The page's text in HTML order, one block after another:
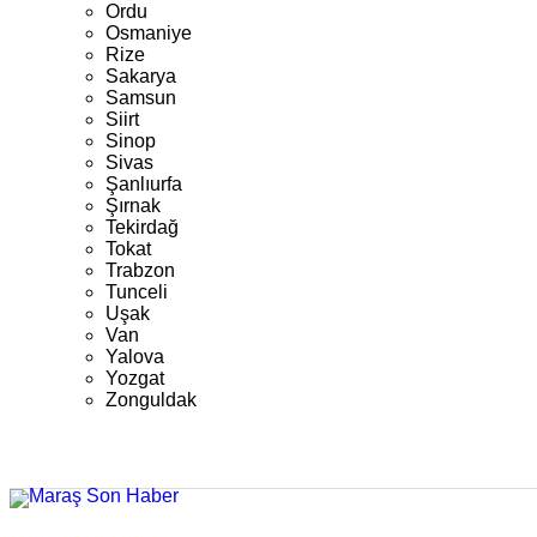
Ordu
Osmaniye
Rize
Sakarya
Samsun
Siirt
Sinop
Sivas
Şanlıurfa
Şırnak
Tekirdağ
Tokat
Trabzon
Tunceli
Uşak
Van
Yalova
Yozgat
Zonguldak